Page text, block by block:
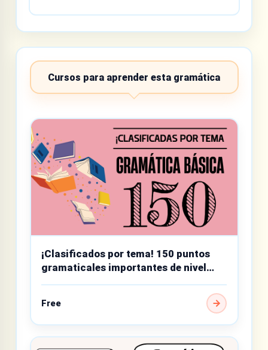
Cursos para aprender esta gramática
¡Clasificados por tema! 150 puntos
gramaticales importantes de nivel
Free